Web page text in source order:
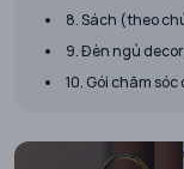
8. Sách (theo
9. Đèn ngủ
10. Gói chăm